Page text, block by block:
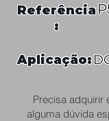
Referência
:
Aplicação:
Precisa adquirir
alguma dúvida